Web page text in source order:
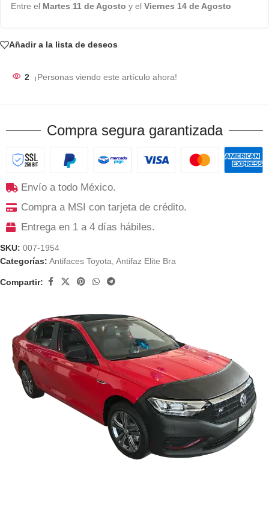
Entre el Martes 11 de Agosto y el Viernes 14 de Agosto
Añadir a la lista de deseos
2 ¡Personas viendo este artículo ahora!
Compra segura garantizada
Envío a todo México.
Compra a MSI con tarjeta de crédito.
Entrega en 1 a 4 días hábiles.
SKU: 007-1954
Categorías: Antifaces Toyota, Antifaz Elite Bra
Compartir: